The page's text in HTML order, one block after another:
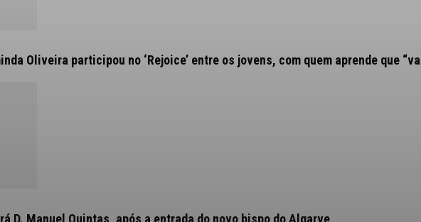
Oliveira participou no ‘Rejoice’ entre os jovens, com quem aprende que
D. Manuel Quintas, após a entrada do novo bispo do Algarve